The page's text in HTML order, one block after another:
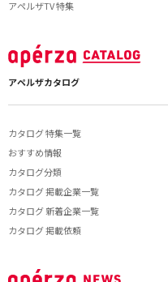
アペルザTV 特集
アペルザカタログ
カタログ 特集一覧
おすすめ情報
カタログ分類
カタログ 掲載企業一覧
カタログ 新着企業一覧
カタログ 掲載依頼